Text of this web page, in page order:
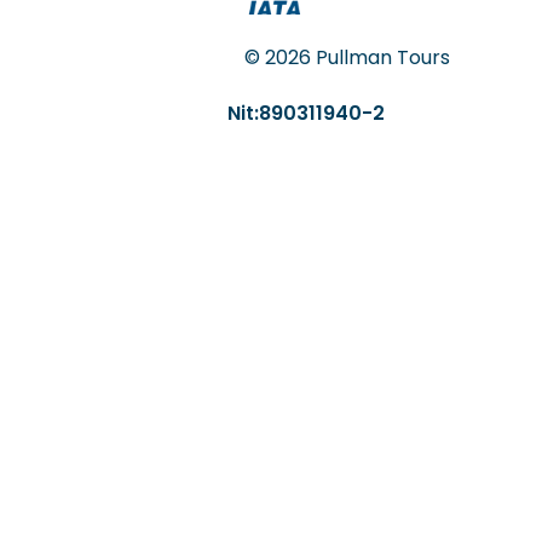
© 2026 Pullman Tours
Nit:890311940-2